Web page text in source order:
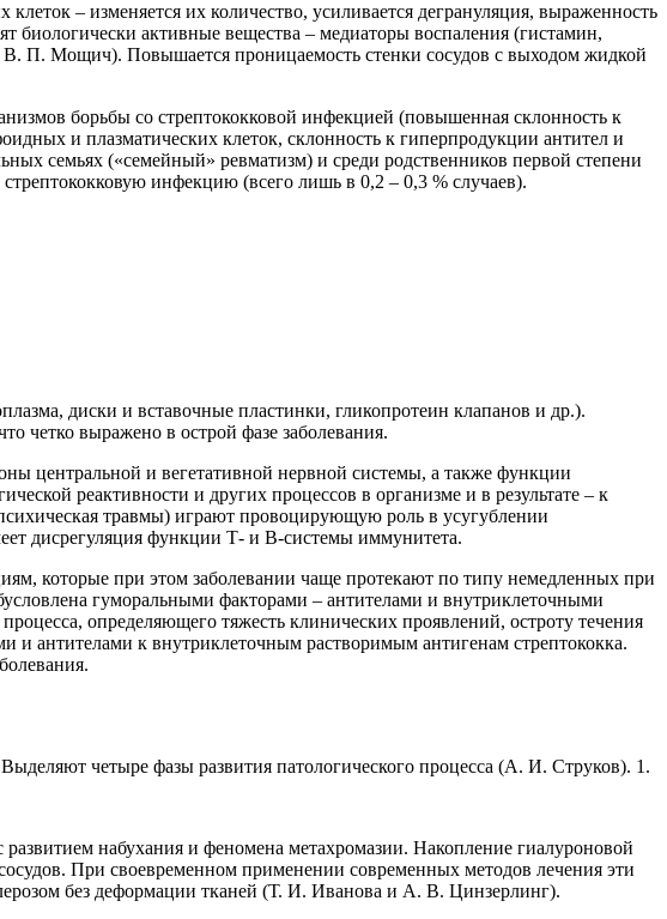
– изменяется их количество, усиливается дегрануляция, выраженность
биологически активные вещества – медиаторы воспаления (гистамин,
П. Мощич). Повышается проницаемость стенки сосудов с выходом жидкой
борьбы со стрептококковой инфекцией (повышенная склонность к
и плазматических клеток, склонность к гиперпродукции антител и
семьях («семейный» ревматизм) и среди родственников первой степени
инфекцию (всего лишь в 0,2 – 0,3 % случаев).
диски и вставочные пластинки, гликопротеин клапанов и др.).
четко выражено в острой фазе заболевания.
центральной и вегетативной нервной системы, а также функции
реактивности и других процессов в организме и в результате – к
травмы) играют провоцирующую роль в усугублении
дисрегуляция функции Т- и В-системы иммунитета.
которые при этом заболевании чаще протекают по типу немедленных при
гуморальными факторами – антителами и внутриклеточными
определяющего тяжесть клинических проявлений, остроту течения
и антителами к внутриклеточным растворимым антигенам стрептококка.
четыре фазы развития патологического процесса (А. И. Струков). 1.
набухания и феномена метахромазии. Накопление гиалуроновой
При своевременном применении современных методов лечения эти
без деформации тканей (Т. И. Иванова и А. В. Цинзерлинг).